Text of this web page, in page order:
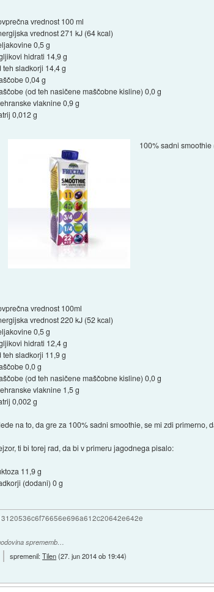
vrednost 100 ml
vrednost 271 kJ (64 kcal)
0,5 g
hidrati 14,9 g
teh sladkorji 14,4 g
0,04 g
(od teh nasičene maščobne kisline) 0,0 g
vlaknine 0,9 g
0,012 g
100% sadni smoothie
vrednost 100ml
vrednost 220 kJ (52 kcal)
0,5 g
hidrati 12,4 g
teh sladkorji 11,9 g
0,0 g
(od teh nasičene maščobne kisline) 0,0 g
vlaknine 1,5 g
0,002 g
na to, da gre za 100% sadni smoothie, se mi zdi primerno,
ti bi torej rad, da bi v primeru jagodnega pisalo:
11,9 g
(dodani) 0 g
sprememb…
spremenil:Tilen(27. jun 2014 ob 19:44)